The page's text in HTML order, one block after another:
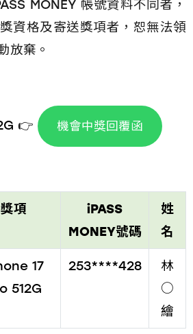
MONEY 帳號資料不同者，
資格及寄送獎項者，恕無法領
放棄。
👉 機會中獎回覆函
獎項
iPASS
MONEY號碼
姓
名
17
512G
253****428
林
○
繪